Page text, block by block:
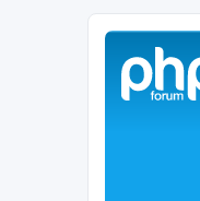
Solax
Lugar para